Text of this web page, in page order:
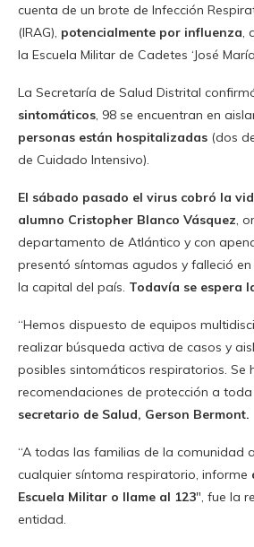
cuenta de un brote de Infección
(IRAG), potencialmente por influenza,
la Escuela Militar de Cadetes ‘José
La Secretaría de Salud Distrital
sintomáticos, 98 se encuentran en
personas están hospitalizadas (dos
de Cuidado Intensivo).
El sábado pasado el virus cobró la
alumno Cristopher Blanco Vásquez,
departamento de Atlántico y con
presentó síntomas agudos y falleció
la capital del país. Todavía se espera
“Hemos dispuesto de equipos
realizar búsqueda activa de casos y
posibles sintomáticos respiratorios. Se
recomendaciones de protección a toda
secretario de Salud, Gerson Bermont.
“A todas las familias de la comunidad
cualquier síntoma respiratorio, informe
Escuela Militar o llame al 123″, fue la
entidad.